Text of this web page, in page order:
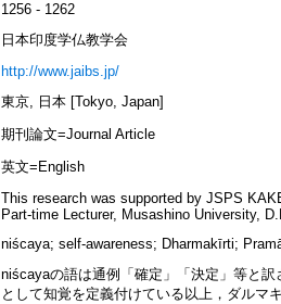
1256 - 1262
日本印度学仏教学会
http://www.jaibs.jp/
東京, 日本 [Tokyo, Japan]
期刊論文=Journal Article
英文=English
This research was supported by JSPS
Part-time Lecturer, Musashino University,
niścaya; self-awareness; Dharmakīrti;
niścayaの語は通例「確定」「決定」等と
として知覚を定義付けている以上，ダルマ